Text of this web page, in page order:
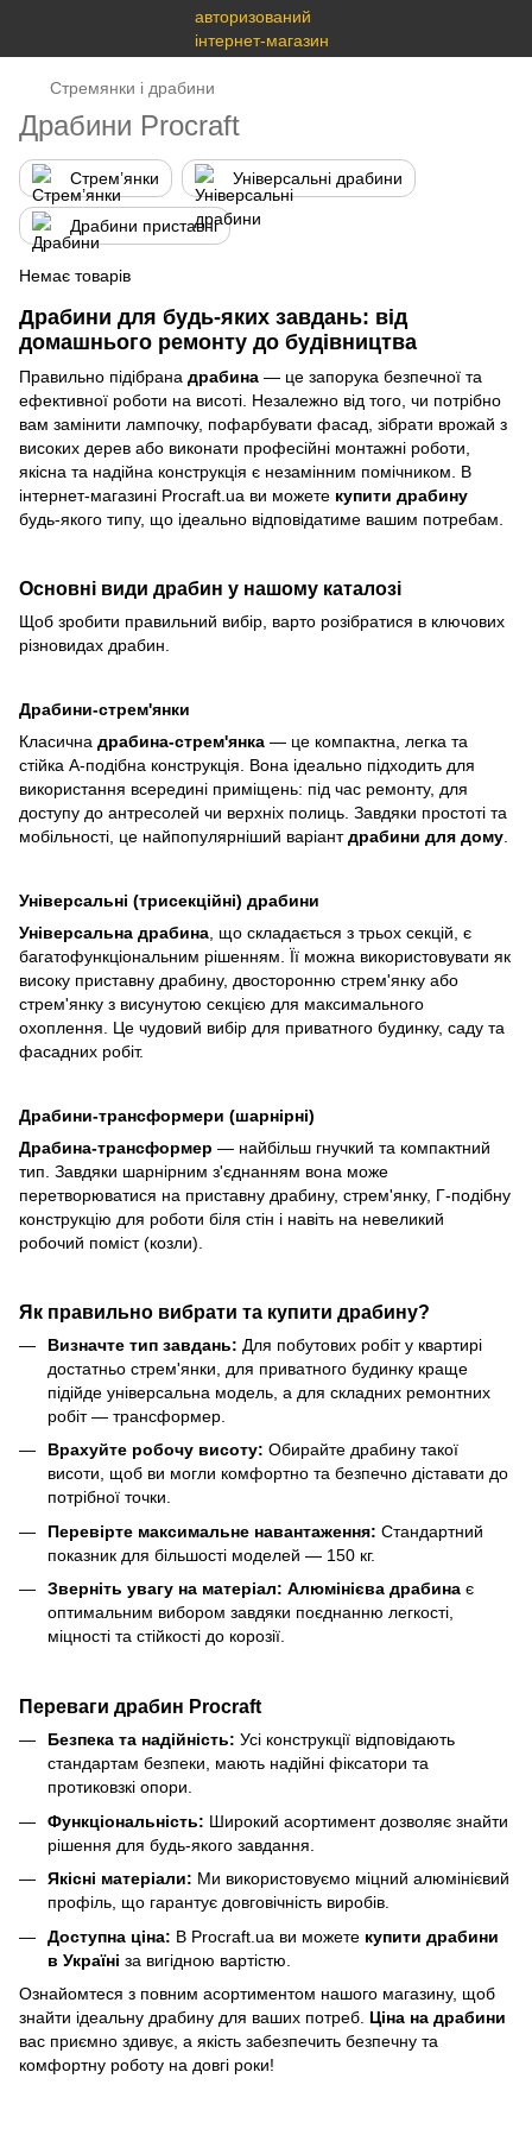
Стремянки і драбини
Драбини Procraft
Стрем’янки Універсальні драбини
Драбини приставні
Немає товарів
Драбини для будь-яких завдань: від
домашнього ремонту до будівництва
Правильно підібрана драбина — це запорука безпечної та
ефективної роботи на висоті. Незалежно від того, чи потрібно
вам замінити лампочку, пофарбувати фасад, зібрати врожай з
високих дерев або виконати професійні монтажні роботи,
якісна та надійна конструкція є незамінним помічником. В
інтернет-магазині Procraft.ua ви можете купити драбину
будь-якого типу, що ідеально відповідатиме вашим потребам.
Основні види драбин у нашому каталозі
Щоб зробити правильний вибір, варто розібратися в ключових
різновидах драбин.
Драбини-стрем'янки
Класична драбина-стрем'янка — це компактна, легка та
стійка А-подібна конструкція. Вона ідеально підходить для
використання всередині приміщень: під час ремонту, для
доступу до антресолей чи верхніх полиць. Завдяки простоті та
мобільності, це найпопулярніший варіантдрабини для дому
Універсальні (трисекційні) драбини
Універсальна драбина , що складається з трьох секцій, є
багатофункціональним рішенням. Її можна використовувати як
високу приставну драбину, двосторонню стрем'янку або
стрем'янку з висунутою секцією для максимального
охоплення. Це чудовий вибір для приватного будинку, саду та
фасадних робіт.
Драбини-трансформери (шарнірні)
Драбина-трансформер — найбільш гнучкий та компактний
тип. Завдяки шарнірним з'єднанням вона може
перетворюватися на приставну драбину, стрем'янку, Г-подібну
конструкцію для роботи біля стін і навіть на невеликий
робочий поміст (козли).
Як правильно вибрати та купити драбину?
Визначте тип завдань: Для побутових робіт у квартирі
достатньо стрем'янки, для приватного будинку краще
підійде універсальна модель, а для складних ремонтних
робіт — трансформер.
Врахуйте робочу висоту: Обирайте драбину такої
висоти, щоб ви могли комфортно та безпечно діставати до
потрібної точки.
Перевірте максимальне навантаження: Стандартний
показник для більшості моделей — 150 кг.
Зверніть увагу на матеріал: Алюмінієва драбина є
оптимальним вибором завдяки поєднанню легкості,
міцності та стійкості до корозії.
Переваги драбин Procraft
Безпека та надійність: Усі конструкції відповідають
стандартам безпеки, мають надійні фіксатори та
протиковзкі опори.
Функціональність: Широкий асортимент дозволяє знайти
рішення для будь-якого завдання.
Якісні матеріали: Ми використовуємо міцний алюмінієвий
профіль, що гарантує довговічність виробів.
Доступна ціна: В Procraft.ua ви можете купити драбини
в Україні за вигідною вартістю.
Ознайомтеся з повним асортиментом нашого магазину, щоб
знайти ідеальну драбину для ваших потреб. Ціна на драбини
вас приємно здивує, а якість забезпечить безпечну та
комфортну роботу на довгі роки!